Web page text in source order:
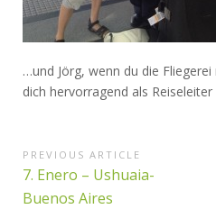
…und Jörg, wenn du die
dich hervorragend als Reiseleiter
PREVIOUS ARTICLE
Previous
Article:
7. Enero – Ushuaia-
Buenos Aires